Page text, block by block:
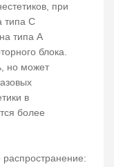
при
типа С
типа А
блока.
но может
в
более